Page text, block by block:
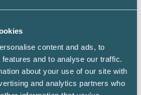
content and ads, to
and to analyse our traffic.
about your use of our site with
and analytics partners who
tycker att det är toppen att
då kan ha ta lite ledigt
åt fritidsaktiviteter. Han är
pratar gärna länge
fikar. Och har svårt att ta